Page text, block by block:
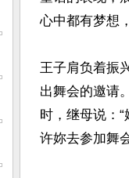
心中都有梦想
王子肩负着振
出舞会的邀请
时，继母说：
许妳去参加舞